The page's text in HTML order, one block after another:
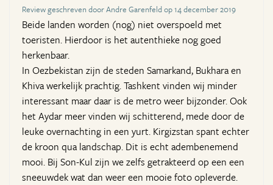
Review geschreven door Andre Garenfeld op 14 december 2019
Beide landen worden (nog) niet overspoeld met
toeristen. Hierdoor is het autenthieke nog goed
herkenbaar.
In Oezbekistan zijn de steden Samarkand, Bukhara en
Khiva werkelijk prachtig. Tashkent vinden wij minder
interessant maar daar is de metro weer bijzonder. Ook
het Aydar meer vinden wij schitterend, mede door de
leuke overnachting in een yurt. Kirgizstan spant echter
de kroon qua landschap. Dit is echt adembenemend
mooi. Bij Son-Kul zijn we zelfs getrakteerd op een een
sneeuwdek wat dan weer een mooie foto opleverde.